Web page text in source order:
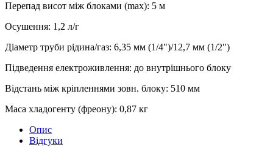
Перепад висот між блоками (max): 5 м
Осушення: 1,2 л/г
Діаметр труби рідина/газ: 6,35 мм (1/4")/12,7 мм (1/2")
Підведення електроживлення: до внутрішнього блоку
Відстань між кріпленнями зовн. блоку: 510 мм
Маса хладогенту (фреону): 0,87 кг
Опис
Відгуки